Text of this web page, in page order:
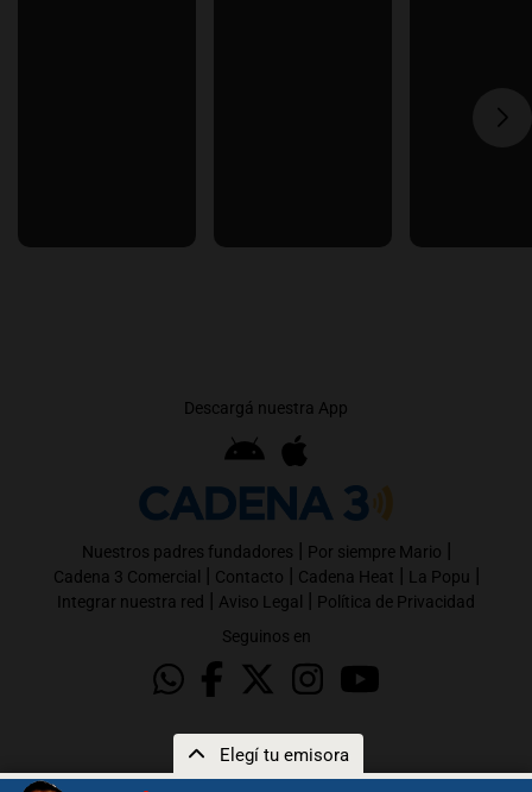
Elegí tu emisora
Descargá nuestra App
Nuestros padres fundadores | Por siempre Mario |
Cadena 3 Comercial | Contacto | Cadena Heat | La Popu |
Integrar nuestra red | Aviso Legal | Política de Privacidad
Seguinos en